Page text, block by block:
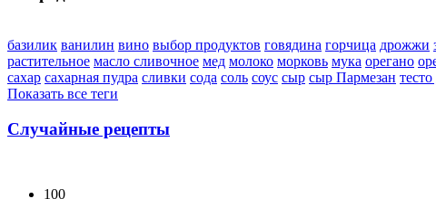
базилик ванилин вино выбор продуктов говядина горчица дрожжи
растительное масло сливочное мед молоко морковь мука орегано
сахар сахарная пудра сливки сода соль соус сыр сыр Пармезан
Показать все теги
Случайные рецепты
100